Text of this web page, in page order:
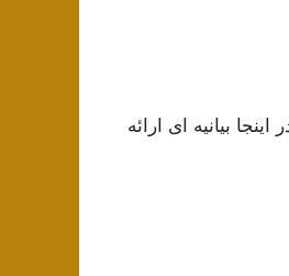
بیانیه ای ارائه